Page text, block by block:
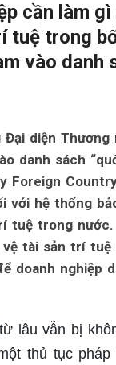
cần làm
tuệ trong
vào danh
Đại diện Thương
danh sách
Foreign
với hệ thống
tuệ trong
tài sản trí
doanh nghiệp
từ lâu vẫn bị
thủ tục